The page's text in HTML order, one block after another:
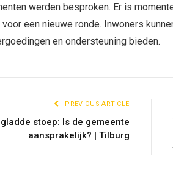
werden besproken. Er is
een nieuwe ronde. Inwoners
en ondersteuning bieden.
PREVIOUS ARTICLE
stoep: Is de gemeente
aansprakelijk? | Tilburg